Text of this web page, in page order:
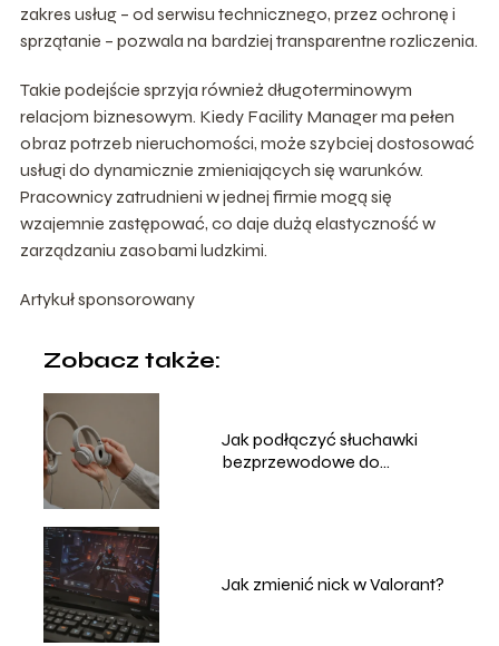
zakres usług – od serwisu technicznego, przez ochronę i
sprzątanie – pozwala na bardziej transparentne rozliczenia.
Takie podejście sprzyja również długoterminowym
relacjom biznesowym. Kiedy Facility Manager ma pełen
obraz potrzeb nieruchomości, może szybciej dostosować
usługi do dynamicznie zmieniających się warunków.
Pracownicy zatrudnieni w jednej firmie mogą się
wzajemnie zastępować, co daje dużą elastyczność w
zarządzaniu zasobami ludzkimi.
Artykuł sponsorowany
Zobacz także:
Jak podłączyć słuchawki
bezprzewodowe do
Jak zmienić nick w Valorant?